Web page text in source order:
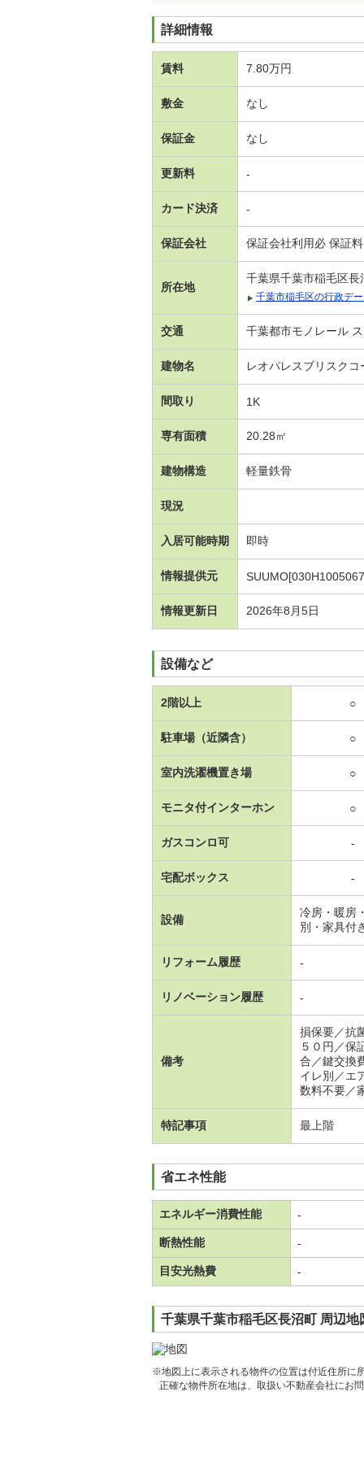
詳細情報
賃料 7.80万円
敷金 なし
保証金 なし
更新料 -
カード決済 -
保証会社 保証会社利用必 保証
所在地
千葉県千葉市稲毛区長
千葉市稲毛区の行政デ
交通 千葉都市モノレール
建物名 レオパレスブリスク
間取り 1K
専有面積 20.28㎡
建物構造 軽量鉄骨
現況
入居可能時期 即時
情報提供元
情報更新日 2026年8月5日
設備など
2階以上 ○
駐車場（近隣含） ○
室内洗濯機置き場 ○
モニタ付インターホン ○
ガスコンロ可 -
宅配ボックス -
設備
冷房・暖房
別・家具付
リフォーム履歴 -
リノベーション履歴 -
備考
損保要／抗
５０円／保
合／鍵交換
イレ別／エ
数料不要／
特記事項 最上階
省エネ性能
エネルギー消費性能 -
断熱性能 -
目安光熱費 -
千葉県千葉市稲毛区長沼町 周辺地
※地図上に表示される物件の位置は付近住所に
正確な物件所在地は、取扱い不動産会社にお